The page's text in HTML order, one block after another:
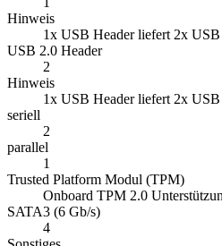
Hinweis
1x USB Header liefert 2x USB
USB 2.0 Header
2
Hinweis
1x USB Header liefert 2x USB
seriell
2
parallel
1
Trusted Platform Modul (TPM)
Onboard TPM 2.0
SATA3 (6 Gb/s)
4